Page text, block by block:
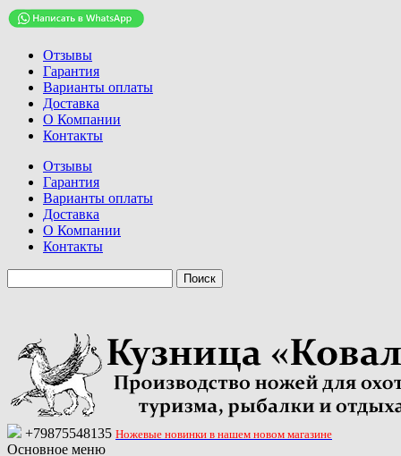
Отзывы
Гарантия
Варианты оплаты
Доставка
О Компании
Контакты
Отзывы
Гарантия
Варианты оплаты
Доставка
О Компании
Контакты
+79875548135 Ножевые новинки в нашем новом магазине
Основное меню